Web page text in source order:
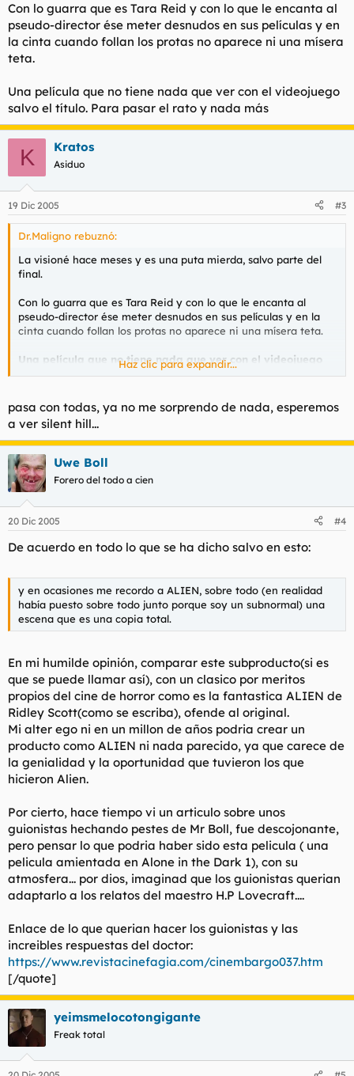
Con lo guarra que es Tara Reid y con lo que le encanta al
pseudo-director ése meter desnudos en sus películas y en
la cinta cuando follan los protas no aparece ni una mísera
teta.
Una película que no tiene nada que ver con el videojuego
salvo el título. Para pasar el rato y nada más
K Kratos
Asiduo
19 Dic 2005 #3
Dr.Maligno rebuznó:
La visioné hace meses y es una puta mierda, salvo parte del
final.
Con lo guarra que es Tara Reid y con lo que le encanta al
pseudo-director ése meter desnudos en sus películas y en la
cinta cuando follan los protas no aparece ni una mísera teta.
Una película que no tiene nada que ver con el videojuego
salvo el título. Para pasar el rato y nada más
Haz clic para expandir...
pasa con todas, ya no me sorprendo de nada, esperemos
a ver silent hill...
Uwe Boll
Forero del todo a cien
20 Dic 2005 #4
De acuerdo en todo lo que se ha dicho salvo en esto:
y en ocasiones me recordo a ALIEN, sobre todo (en realidad
había puesto sobre todo junto porque soy un subnormal) una
escena que es una copia total.
En mi humilde opinión, comparar este subproducto(si es
que se puede llamar así), con un clasico por meritos
propios del cine de horror como es la fantastica ALIEN de
Ridley Scott(como se escriba), ofende al original.
Mi alter ego ni en un millon de años podria crear un
producto como ALIEN ni nada parecido, ya que carece de
la genialidad y la oportunidad que tuvieron los que
hicieron Alien.
Por cierto, hace tiempo vi un articulo sobre unos
guionistas hechando pestes de Mr Boll, fue descojonante,
pero pensar lo que podria haber sido esta pelicula ( una
pelicula amientada en Alone in the Dark 1), con su
atmosfera... por dios, imaginad que los guionistas querian
adaptarlo a los relatos del maestro H.P Lovecraft....
Enlace de lo que querian hacer los guionistas y las
increibles respuestas del doctor:
https://www.revistacinefagia.com/cinembargo037.htm
[/quote]
yeimsmelocotongigante
Freak total